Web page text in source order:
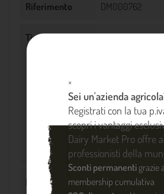
Riferimento DM000762
Tipo di animale
Bovini
Equini
Istrici
Lupi
Ovini
Suini
Energia di
3,5 J
×
Sei un'azienda
Registrati con la tua
scopri i vantaggi
Dairy Market Pro offre ai
professionisti della
Sconti permanentigrazie
membership cumulativa